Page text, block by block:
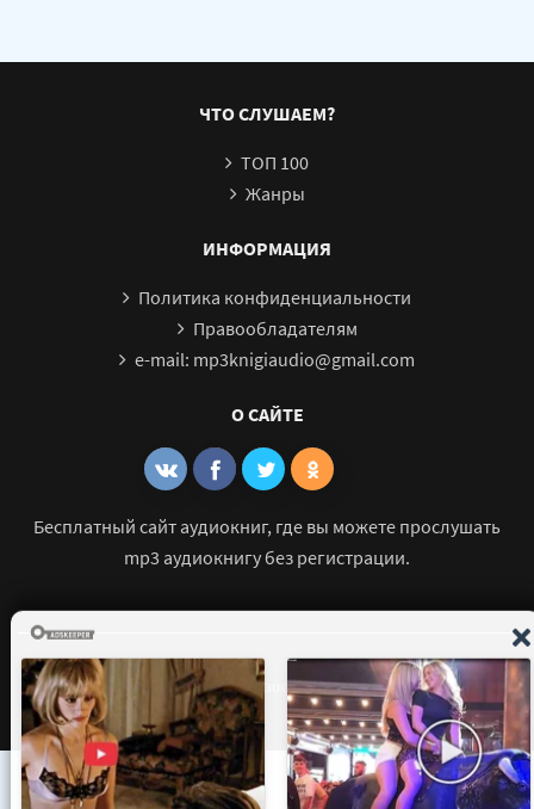
ЧТО СЛУШАЕМ?
ТОП 100
Жанры
ИНФОРМАЦИЯ
Политика конфиденциальности
Правообладателям
e-mail: mp3knigiaudio@gmail.com
О САЙТЕ
Бесплатный сайт аудиокниг, где вы можете прослушать
mp3 аудиокнигу без регистрации.
© 2021 - 2026 mp3-knigi-audio.com Все права защищены